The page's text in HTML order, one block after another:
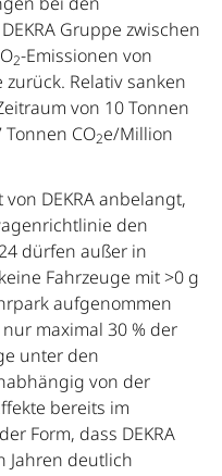
Gruppe zwischen
2-Emissionen von
zurück. Relativ sanken
von 10 Tonnen
CO2e/Million
DEKRA anbelangt,
den
dürfen außer in
Fahrzeuge mit >0 g
aufgenommen
maximal 30 % der
unter den
von der
bereits im
Form, dass DEKRA
Jahren deutlich